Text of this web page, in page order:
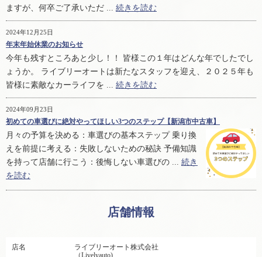
ますが、何卒ご了承いただ ... 続きを読む
2024年12月25日
年末年始休業のお知らせ
今年も残すところあと少し！！ 皆様この１年はどんな年でしたでし
ょうか。 ライブリーオートは新たなスタッフを迎え、２０２５年も
皆様に素敵なカーライフを ... 続きを読む
2024年09月23日
初めての車選びに絶対やってほしい3つのステップ【新潟市中古車】
月々の予算を決める：車選びの基本ステップ 乗り換
えを前提に考える：失敗しないための秘訣 予備知識
を持って店舗に行こう：後悔しない車選びの ... 続き
を読む
店舗情報
店名
ライブリーオート株式会社